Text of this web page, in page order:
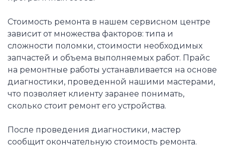
Стоимость ремонта в нашем сервисном центре
зависит от множества факторов: типа и
сложности поломки, стоимости необходимых
запчастей и объема выполняемых работ. Прайс
на ремонтные работы устанавливается на основе
диагностики, проведенной нашими мастерами,
что позволяет клиенту заранее понимать,
сколько стоит ремонт его устройства.
После проведения диагностики, мастер
сообщит окончательную стоимость ремонта.